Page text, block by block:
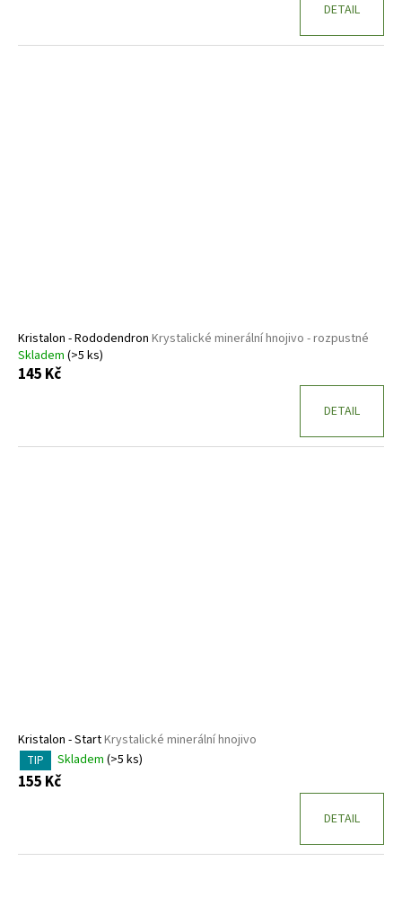
DETAIL
Kristalon - Rododendron Krystalické minerální hnojivo - rozpustné
Skladem (>5 ks)
145 Kč
DETAIL
Kristalon - StartKrystalické minerální hnojivo
TIP Skladem (>5 ks)
155 Kč
DETAIL